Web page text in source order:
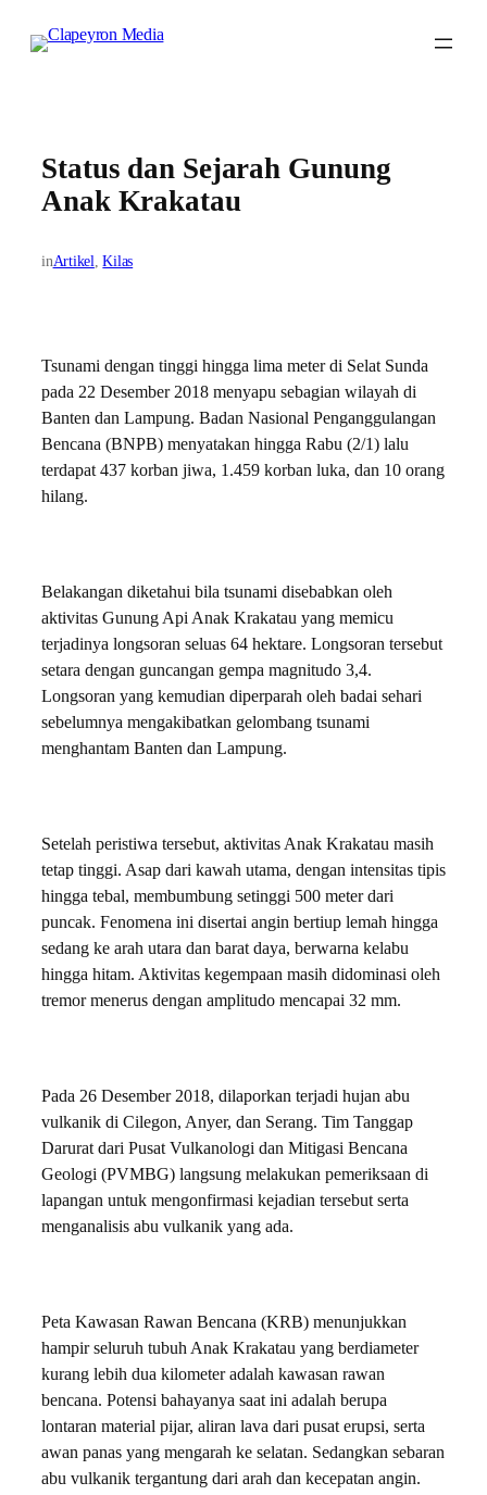
Status dan Sejarah Gunung
Anak Krakatau
inArtikel, Kilas
Tsunami dengan tinggi hingga lima meter di Selat Sunda
pada 22 Desember 2018 menyapu sebagian wilayah di
Banten dan Lampung. Badan Nasional Penganggulangan
Bencana (BNPB) menyatakan hingga Rabu (2/1) lalu
terdapat 437 korban jiwa, 1.459 korban luka, dan 10 orang
hilang.
Belakangan diketahui bila tsunami disebabkan oleh
aktivitas Gunung Api Anak Krakatau yang memicu
terjadinya longsoran seluas 64 hektare. Longsoran tersebut
setara dengan guncangan gempa magnitudo 3,4.
Longsoran yang kemudian diperparah oleh badai sehari
sebelumnya mengakibatkan gelombang tsunami
menghantam Banten dan Lampung.
Setelah peristiwa tersebut, aktivitas Anak Krakatau masih
tetap tinggi. Asap dari kawah utama, dengan intensitas tipis
hingga tebal, membumbung setinggi 500 meter dari
puncak. Fenomena ini disertai angin bertiup lemah hingga
sedang ke arah utara dan barat daya, berwarna kelabu
hingga hitam. Aktivitas kegempaan masih didominasi oleh
tremor menerus dengan amplitudo mencapai 32 mm.
Pada 26 Desember 2018, dilaporkan terjadi hujan abu
vulkanik di Cilegon, Anyer, dan Serang. Tim Tanggap
Darurat dari Pusat Vulkanologi dan Mitigasi Bencana
Geologi (PVMBG) langsung melakukan pemeriksaan di
lapangan untuk mengonfirmasi kejadian tersebut serta
menganalisis abu vulkanik yang ada.
Peta Kawasan Rawan Bencana (KRB) menunjukkan
hampir seluruh tubuh Anak Krakatau yang berdiameter
kurang lebih dua kilometer adalah kawasan rawan
bencana. Potensi bahayanya saat ini adalah berupa
lontaran material pijar, aliran lava dari pusat erupsi, serta
awan panas yang mengarah ke selatan. Sedangkan sebaran
abu vulkanik tergantung dari arah dan kecepatan angin.